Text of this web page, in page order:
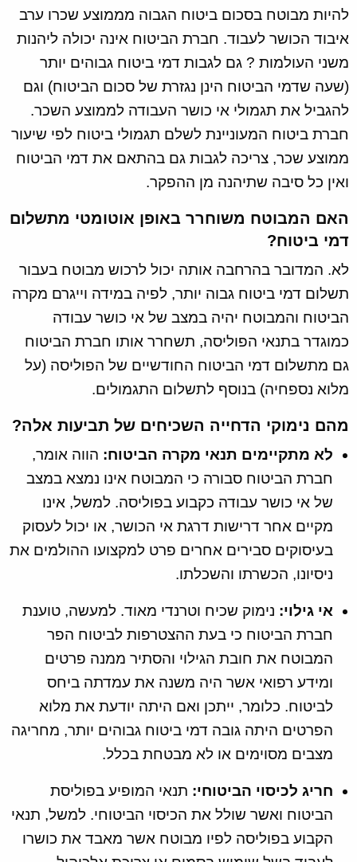
להיות מבוטח בסכום ביטוח הגבוה מממוצע שכרו ערב
איבוד הכושר לעבוד. חברת הביטוח אינה יכולה ליהנות
משני העולמות ? גם לגבות דמי ביטוח גבוהים יותר
(שעה שדמי הביטוח הינן נגזרת של סכום הביטוח) וגם
להגביל את תגמולי אי כושר העבודה לממוצע השכר.
חברת ביטוח המעוניינת לשלם תגמולי ביטוח לפי שיעור
ממוצע שכר, צריכה לגבות גם בהתאם את דמי הביטוח
ואין כל סיבה שתיהנה מן ההפקר.
האם המבוטח משוחרר באופן אוטומטי מתשלום
דמי ביטוח?
לא. המדובר בהרחבה אותה יכול לרכוש מבוטח בעבור
תשלום דמי ביטוח גבוה יותר, לפיה במידה וייגרם מקרה
הביטוח והמבוטח יהיה במצב של אי כושר עבודה
כמוגדר בתנאי הפוליסה, תשחרר אותו חברת הביטוח
גם מתשלום דמי הביטוח החודשיים של הפוליסה (על
מלוא נספחיה) בנוסף לתשלום התגמולים.
מהם נימוקי הדחייה השכיחים של תביעות אלה?
לא מתקיימים תנאי מקרה הביטוח: הווה אומר,
חברת הביטוח סבורה כי המבוטח אינו נמצא במצב
של אי כושר עבודה כקבוע בפוליסה. למשל, אינו
מקיים אחר דרישות דרגת אי הכושר, או יכול לעסוק
בעיסוקים סבירים אחרים פרט למקצועו ההולמים את
ניסיונו, הכשרתו והשכלתו.
אי גילוי: נימוק שכיח וטרנדי מאוד. למעשה, טוענת
חברת הביטוח כי בעת ההצטרפות לביטוח הפר
המבוטח את חובת הגילוי והסתיר ממנה פרטים
ומידע רפואי אשר היה משנה את עמדתה ביחס
לביטוח. כלומר, ייתכן ואם היתה יודעת את מלוא
הפרטים היתה גובה דמי ביטוח גבוהים יותר, מחריגה
מצבים מסוימים או לא מבטחת בכלל.
חריג לכיסוי הביטוחי: תנאי המופיע בפוליסת
הביטוח ואשר שולל את הכיסוי הביטוחי. למשל, תנאי
הקבוע בפוליסה לפיו מבוטח אשר מאבד את כושרו